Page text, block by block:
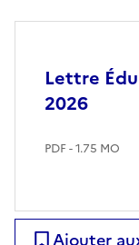
Lettre
2026
PDF - 1.75 MO
Ajouter